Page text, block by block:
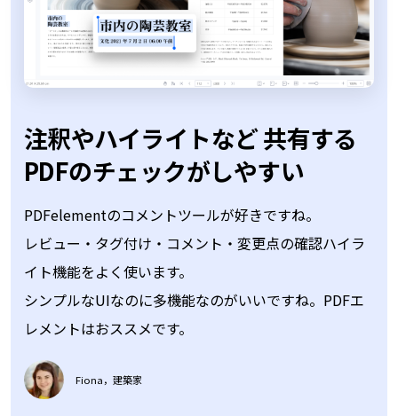
直感的にPDF編集が完了
PDFelementのコメントツールが好きですね。
レビュー・タグ付け・コメント・変更点の確認ハイラ
イト機能をよく使います。
シンプルなUIなのに多機能なのがいいですね。PDFエ
レメントはおススメです。
Fiona，建築家